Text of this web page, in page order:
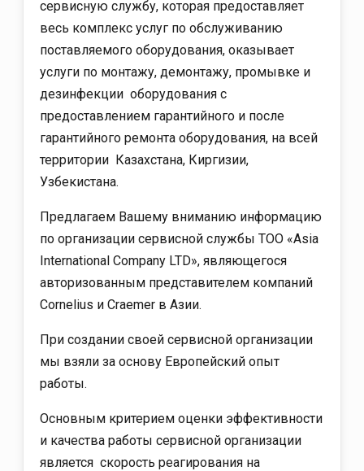
сервисную службу, которая предоставляет
весь комплекс услуг по обслуживанию
поставляемого оборудования, оказывает
услуги по монтажу, демонтажу, промывке и
дезинфекции оборудования с
предоставлением гарантийного и после
гарантийного ремонта оборудования, на всей
территории Казахстана, Киргизии,
Узбекистана.
Предлагаем Вашему вниманию информацию
по организации сервисной службы ТОО «Asia
International Company LTD», являющегося
авторизованным представителем компаний
Cornelius и Craemer в Азии.
При создании своей сервисной организации
мы взяли за основу Европейский опыт
работы.
Основным критерием оценки эффективности
и качества работы сервисной организации
является скорость реагирования на